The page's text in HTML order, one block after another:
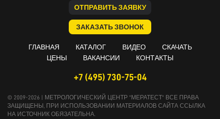
ОТПРАВИТЬ ЗАЯВКУ
ЗАКАЗАТЬ ЗВОНОК
ГЛАВНАЯ КАТАЛОГ ВИДЕО
СКАЧАТЬ
ЦЕНЫ
ВАКАНСИИ КОНТАКТЫ
+7 (495) 730-75-04
© 2009-2026 | МЕТРОЛОГИЧЕСКИЙ ЦЕНТР "МЕРАТЕСТ" ВСЕ ПРАВА
ЗАЩИЩЕНЫ, ПРИ ИСПОЛЬЗОВАНИИ МАТЕРИАЛОВ САЙТА ССЫЛКА
НА ИСТОЧНИК ОБЯЗАТЕЛЬНА.